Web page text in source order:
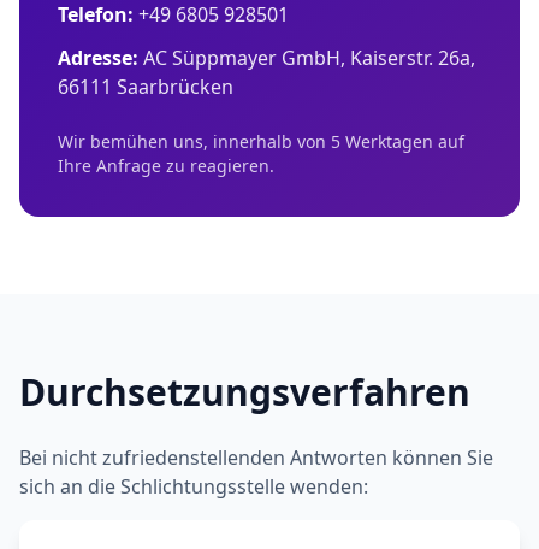
Telefon: +49 6805 928501
Adresse: AC Süppmayer GmbH, Kaiserstr. 26a,
66111 Saarbrücken
Wir bemühen uns, innerhalb von 5 Werktagen auf
Ihre Anfrage zu reagieren.
Durchsetzungsverfahren
Bei nicht zufriedenstellenden Antworten können Sie
sich an die Schlichtungsstelle wenden: